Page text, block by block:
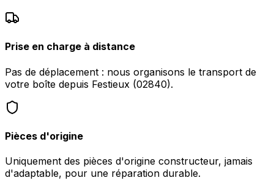
Prise en charge à distance
Pas de déplacement : nous organisons le transport de
votre boîte depuis Festieux (02840).
Pièces d'origine
Uniquement des pièces d'origine constructeur, jamais
d'adaptable, pour une réparation durable.